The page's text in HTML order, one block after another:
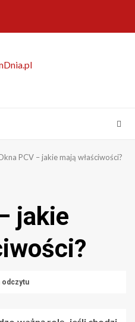
PCV – jakie mają właściwości?
jakie
odczytu